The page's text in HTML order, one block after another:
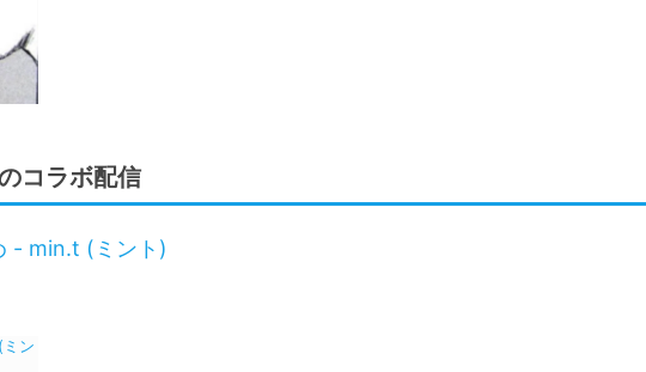
コラボ配信
- min.t (ミント)